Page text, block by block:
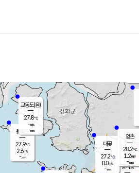
볼음도
27.9℃
2.6m/s
-mm
경서동
대곶
27.2℃
0.0m/s
-mm
양촌
28.2℃
1.2m/s
-mm
교동도(음)
27.8℃
-m/s
-mm